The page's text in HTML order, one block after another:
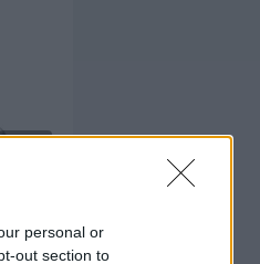
personal or
out section to